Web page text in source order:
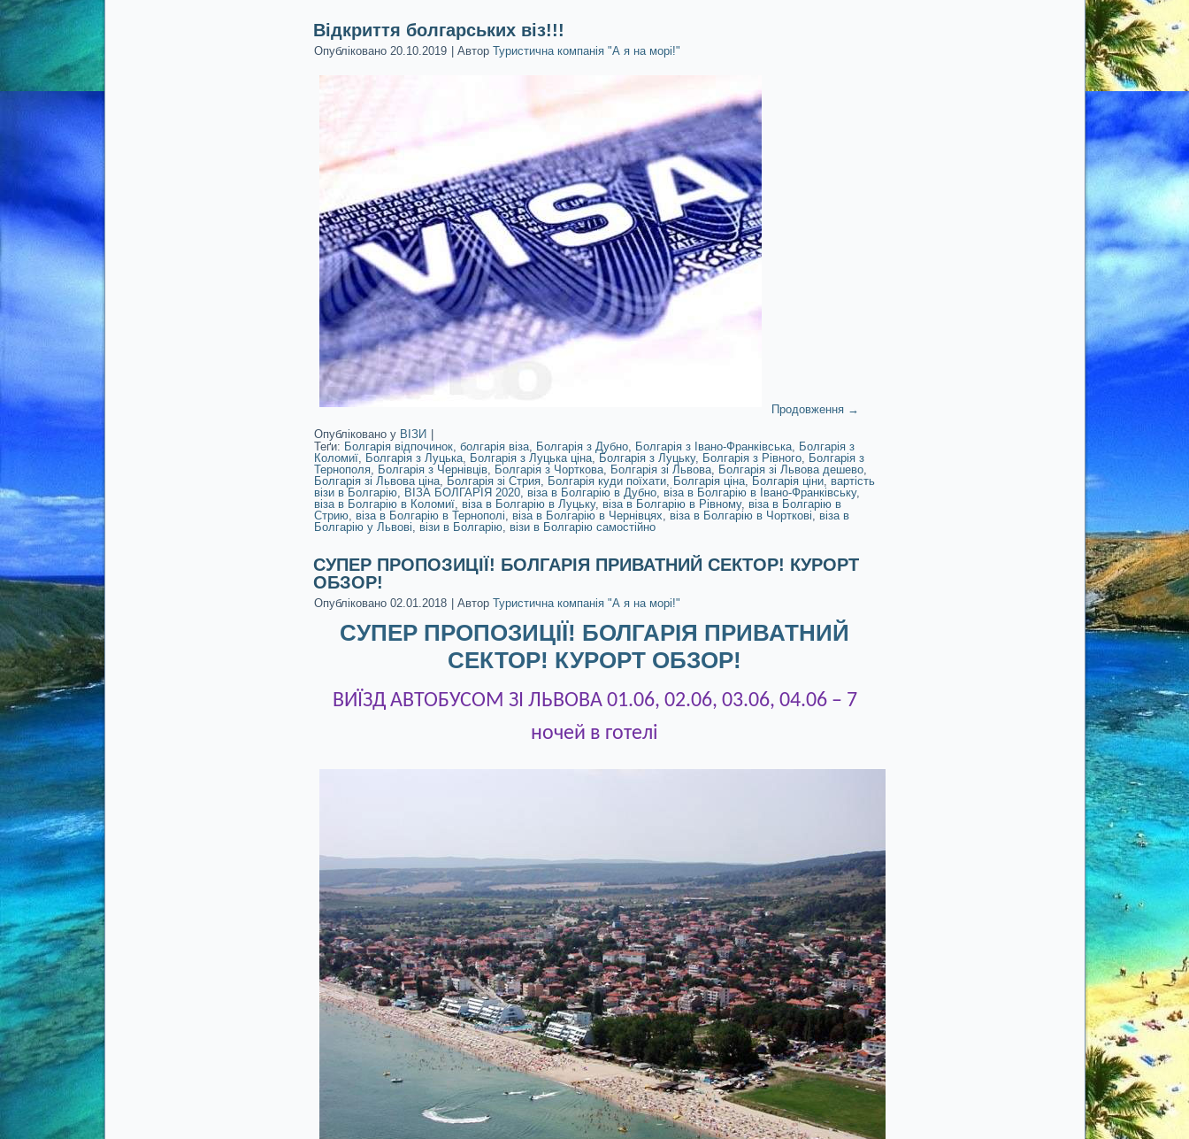
Відкриття болгарських віз!!!
Опубліковано 20.10.2019 Автор Туристична компанія "А я на морі!"
Продовження →
Опубліковано у ВІЗИ
Теґи: Болгарія відпочинок, болгарія віза, Болгарія з Дубно, Болгарія з Івано-Франківська, Болгарія з
Коломиї, Болгарія з Луцька, Болгарія з Луцька ціна, Болгарія з Луцьку, Болгарія з Рівного, Болгарія з
Тернополя, Болгарія з Чернівців, Болгарія з Чорткова, Болгарія зі Львова, Болгарія зі Львова дешево,
Болгарія зі Львова ціна, Болгарія зі Стрия, Болгарія куди поїхати, Болгарія ціна, Болгарія ціни, вартість
візи в Болгарію, ВІЗА БОЛГАРІЯ 2020, віза в Болгарію в Дубно, віза в Болгарію в Івано-Франківську,
віза в Болгарію в Коломиї, віза в Болгарію в Луцьку, віза в Болгарію в Рівному, віза в Болгарію в
Стрию, віза в Болгарію в Тернополі, віза в Болгарію в Чернівцях, віза в Болгарію в Чорткові, віза в
Болгарію у Львові, візи в Болгарію, візи в Болгарію самостійно
СУПЕР ПРОПОЗИЦІЇ! БОЛГАРІЯ ПРИВАТНИЙ СЕКТОР! КУРОРТ
ОБЗОР!
Опубліковано 02.01.2018 Автор Туристична компанія "А я на морі!"
СУПЕР ПРОПОЗИЦІЇ! БОЛГАРІЯ ПРИВАТНИЙ
СЕКТОР! КУРОРТ ОБЗОР!
ВИЇЗД АВТОБУСОМ ЗІ ЛЬВОВА 01.06, 02.06, 03.06, 04.06 – 7
ночей в готелі